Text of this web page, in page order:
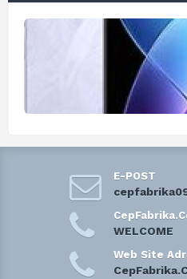
E-POST
WELCOME
Web Site